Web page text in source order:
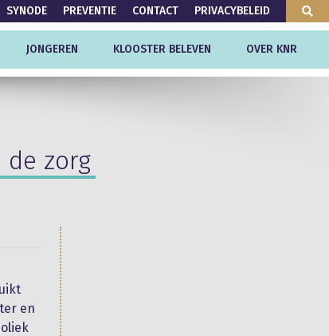
SYNODE PREVENTIE CONTACT PRIVACYBELEID
JONGEREN KLOOSTER BELEVEN OVER KNR
zorg
en